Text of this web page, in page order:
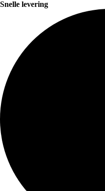
Snelle levering